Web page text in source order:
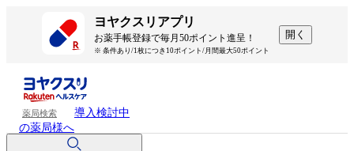
ヨヤクスリアプリ
お薬手帳登録で毎月50ポイント進呈！
※ 条件あり/1枚につき10ポイント/月間最大50ポイント
開く
薬局検索
導入検討中
の薬局様へ
処方せんを送って待ち時間を短く！
処方せんを送って待ち時間を短く！